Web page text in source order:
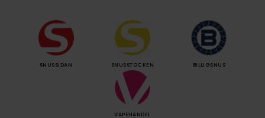
SNUSSIDAN SNUSSTOCKEN BILLIGSNUS
VAPEHANDEL